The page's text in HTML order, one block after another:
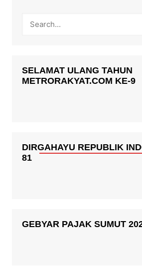
SELAMAT ULANG TAHUN
METRORAKYAT.COM KE-9
DIRGAHAYU REPUBLIK
81
GEBYAR PAJAK SUMUT